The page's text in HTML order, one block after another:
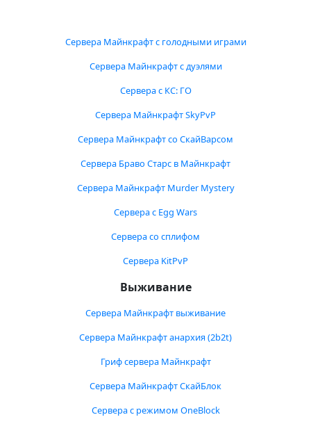
Сервера Майнкрафт с голодными играми
Сервера Майнкрафт с дуэлями
Сервера с КС: ГО
Сервера Майнкрафт SkyPvP
Сервера Майнкрафт со СкайВарсом
Сервера Браво Старс в Майнкрафт
Сервера Майнкрафт Murder Mystery
Сервера с Egg Wars
Сервера со сплифом
Сервера KitPvP
Выживание
Сервера Майнкрафт выживание
Сервера Майнкрафт анархия (2b2t)
Гриф сервера Майнкрафт
Сервера Майнкрафт СкайБлок
Сервера с режимом OneBlock